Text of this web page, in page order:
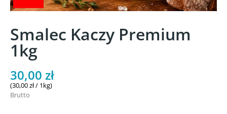
Smalec Kaczy Premium
1kg
30,00 zł
(30,00 zł / 1kg)
Brutto